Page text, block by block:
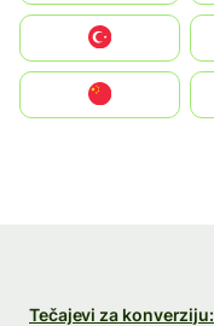
United States
中國香港特別行政區
Tečajevi za konverziju: